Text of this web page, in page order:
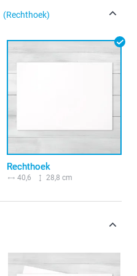
(Rechthoek)
Rechthoek
40,6 28,8 cm